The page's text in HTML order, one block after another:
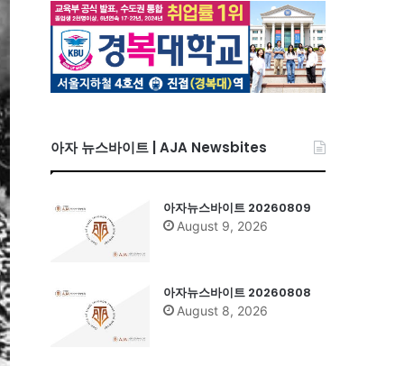
아자 뉴스바이트 | AJA Newsbites
아자뉴스바이트 20260809
August 9, 2026
아자뉴스바이트 20260808
August 8, 2026